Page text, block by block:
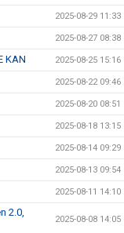
2025-08-29 11:33
2025-08-27 08:38
KAN 2025-08-25 15:16
2025-08-22 09:46
2025-08-20 08:51
2025-08-18 13:15
2025-08-14 09:29
2025-08-13 09:54
2025-08-11 14:10
2.0,
2025-08-08 14:05